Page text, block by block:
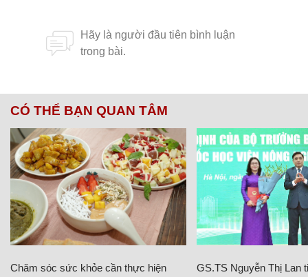
CÓ THỂ BẠN QUAN TÂM
Chăm sóc sức khỏe cần thực hiện
GS.TS Nguyễn Thị Lan